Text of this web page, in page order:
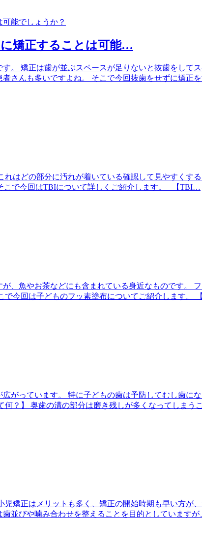
矯正することは可能…
。 矯正は歯が並ぶスペースが足りないと抜歯をして
さんも多いですよね。 そこで今回抜歯をせずに矯正
はどの部分に汚れが着いている確認して見やすくす
こで今回はTBIについて詳しくご紹介します。 【TBI…
、魚やお茶などにも含まれている身近なものです。
で今回は子どものフッ素塗布についてご紹介します
がっています。 特に子どもの歯は予防してむし歯に
何？】 奥歯の溝の部分は磨き残しが多くなってしま
矯正はメリットも多く、矯正の開始時期も早い方が
並びや噛み合わせを整えることを目的としています